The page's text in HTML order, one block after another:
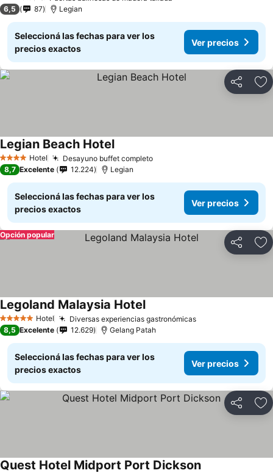
6,5
87 Legian
Seleccioná las fechas para ver los
precios exactos
Ver precios
Compartir
4 EstrellasHotel Desayuno buffet completo
Legian Beach Hotel
8,7 Excelente 12.224 Legian
Seleccioná las fechas para ver los
precios exactos
Ver precios
Compartir
Opción popular
5 Estrellas Hotel Diversas experiencias gastronómicas
Legoland Malaysia Hotel
8,5 Excelente 12.629 Gelang Patah
Seleccioná las fechas para ver los
precios exactos
Ver precios
Compartir
Quest Hotel Midport Port Dickson